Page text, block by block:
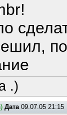
.)
Дата09.07.05 21:15